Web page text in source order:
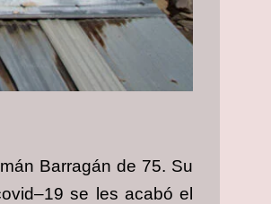
Barragán de 75. Su
se les acabó el